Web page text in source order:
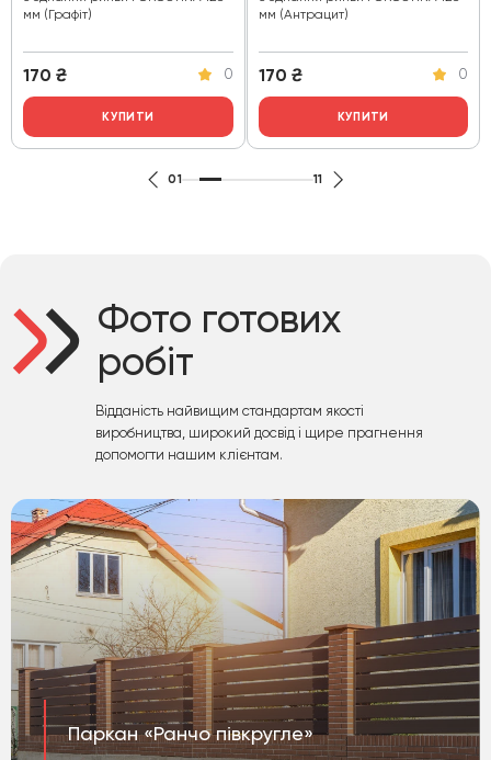
мм (Графіт)
170 ₴ 0
КУПИТИ
мм (Антрацит)
170 ₴ 0
КУПИТИ
01 11
Фото готових
робіт
Відданість найвищим стандартам якості
виробництва, широкий досвід і щире прагнення
допомогти нашим клієнтам.
Паркан «Ранчо півкругле»